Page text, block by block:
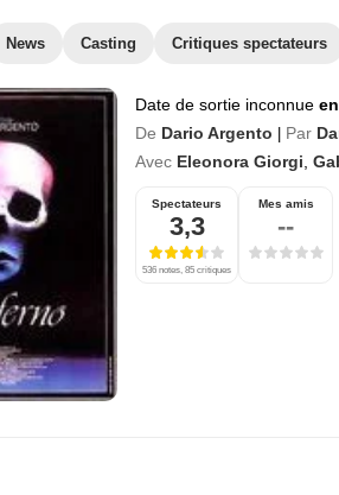
News Casting Critiques spectateurs
Date de sortie inconnue
De Dario Argento Par
Avec Eleonora Giorgi
Spectateurs
3,3
536 notes, 85 critiques
Mes amis
--